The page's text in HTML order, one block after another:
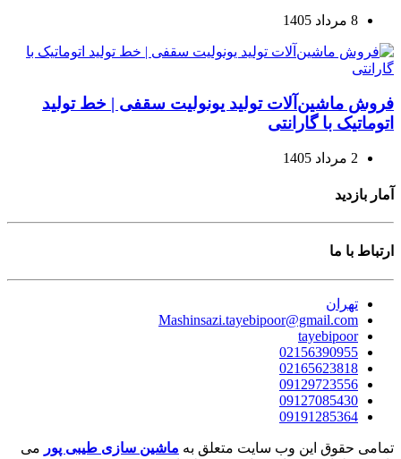
8 مرداد 1405
فروش ماشین‌آلات تولید یونولیت سقفی | خط تولید
اتوماتیک با گارانتی
2 مرداد 1405
آمار بازدید
ارتباط با ما
تهران
Mashinsazi.tayebipoor@gmail.com
tayebipoor
02156390955
02165623818
09129723556
09127085430
09191285364
تمامی حقوق این وب سایت متعلق به ماشین سازی طیبی پور می